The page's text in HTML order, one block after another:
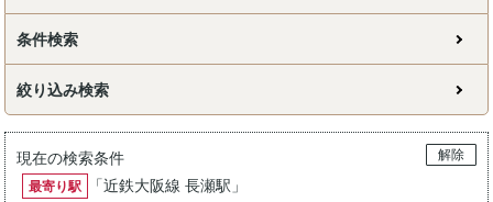
条件検索
絞り込み検索
現在の検索条件
解除
最寄り駅
「近鉄大阪線 長瀬駅 」